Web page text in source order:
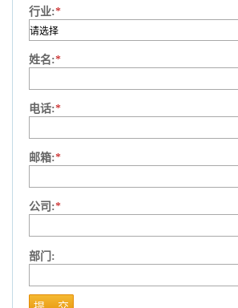
行业:*
姓名:*
电话:*
邮箱:*
公司:*
部门: